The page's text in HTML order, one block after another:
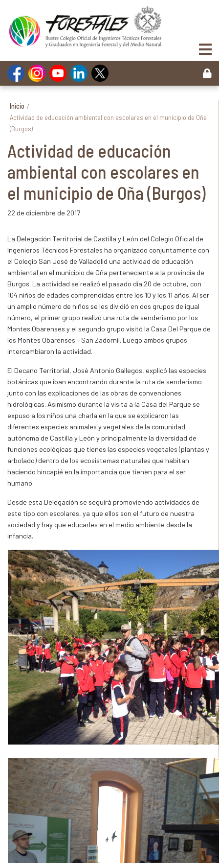
Inicio /
Actividad de educación ambiental con escolares en el municipio de Oña
(Burgos)
Actividad de educación
ambiental con escolares en
el municipio de Oña (Burgos)
22 de diciembre de 2017
La Delegación Territorial de Castilla y León del Colegio Oficial de
Ingenieros Técnicos Forestales ha organizado conjuntamente con
el Colegio San José de Valladolid una actividad de educación
ambiental en el municipio de Oña perteneciente a la provincia de
Burgos. La actividad se realizó el pasado día 20 de octubre, con
104 niños de edades comprendidas entre los 10 y los 11 años. Al ser
un amplio número de niños se les dividió en dos grupos de igual
número, el primer grupo realizó una ruta de senderismo por los
Montes Obarenses y el segundo grupo visitó la Casa Del Parque de
los Montes Obarenses – San Zadornil. Luego ambos grupos
intercambiaron la actividad.
El Decano Territorial, José Antonio Gallegos, explicó las especies
botánicas que iban encontrando durante la ruta de senderismo
junto con las explicaciones de las obras de convenciones
hidrológicas. Asimismo durante la visita a la Casa del Parque se
expuso a los niños una charla en la que se explicaron las
diferentes especies animales y vegetales de la comunidad
autónoma de Castilla y León y principalmente la diversidad de
funciones ecológicas que tienes las especies vegetales (plantas y
arbolado) dentro de los ecosistemas naturales que habitan
haciendo hincapié en la importancia que tienen para el ser
humano.
Desde esta Delegación se seguirá promoviendo actividades de
este tipo con escolares, ya que ellos son el futuro de nuestra
sociedad y hay que educarles en el medio ambiente desde la
infancia.